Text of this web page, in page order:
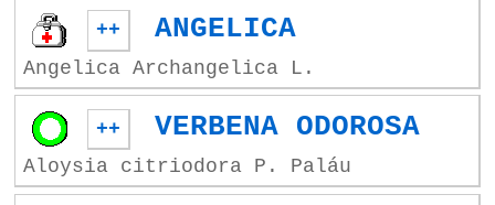
++ ANGELICA
Angelica Archangelica L.
++ VERBENA ODOROSA
Aloysia citriodora P. Paláu